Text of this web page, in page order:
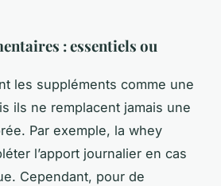
: essentiels ou
les suppléments comme une
ils ne remplacent jamais une
Par exemple, la whey
l’apport journalier en cas
Cependant, pour de